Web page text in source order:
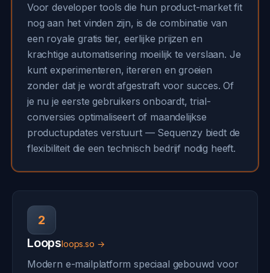
Voor developer tools die hun product-market fit
nog aan het vinden zijn, is de combinatie van
een royale gratis tier, eerlijke prijzen en
krachtige automatisering moeilijk te verslaan. Je
kunt experimenteren, itereren en groeien
zonder dat je wordt afgestraft voor succes. Of
je nu je eerste gebruikers onboardt, trial-
conversies optimaliseert of maandelijkse
productupdates verstuurt — Sequenzy biedt de
flexibiliteit die een technisch bedrijf nodig heeft.
2
Loopsloops.so →
Modern e-mailplatform speciaal gebouwd voor